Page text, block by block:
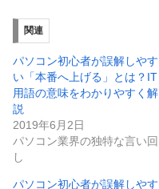
関連
パソコン初心者が誤解しやす
い「本番へ上げる」とは？IT
用語の意味をわかりやすく解
説
2019年6月2日
パソコン業界の独特な言い回
し
パソコン初心者が誤解しやす